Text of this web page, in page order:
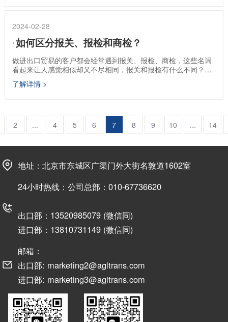
市场虽然目前规模较小，但具备较高的增长潜力，总体来看，全
球电动自行车市场的发展受到政策支持、技术创新和消费者习惯
改变的共同推动。
2024-02-28
如何区分报关、报检和商检？
做进出口贸易的客户都会经常遇到报关、报检、商检，这些名词
看起来让人感觉相似却又不尽相同，报关和报检有什么不同？商
检和报检又有什么区别？什么时候申请办理商检？这些在实际操
作中该如何区分？
了解详情 >
2 ... 4 5 6 7 8 9 10 ... 14
地址：北京市东城区广渠门外大街名敦道1602室
24小时热线：公司总部：010-67736620
出口部：13520985079 (微信同)
进口部：13810731149 (微信同)
邮箱：
出口部: marketing2@agltrans.com
进口部: marketing3@agltrans.com